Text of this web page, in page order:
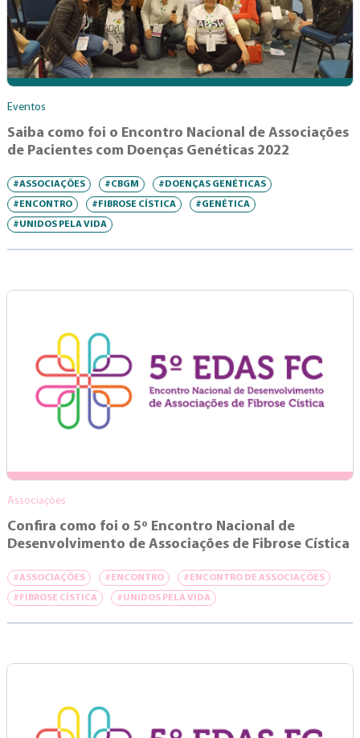
Eventos
Saiba como foi o Encontro Nacional de Associações
de Pacientes com Doenças Genéticas 2022
#ASSOCIAÇÕES #CBGM #DOENÇAS GENÉTICAS
#ENCONTRO #FIBROSE CÍSTICA #GENÉTICA
#UNIDOS PELA VIDA
Associações
Confira como foi o 5º Encontro Nacional de
Desenvolvimento de Associações de Fibrose Cística
#ASSOCIAÇÕES #ENCONTRO #ENCONTRO DE ASSOCIAÇÕES
#FIBROSE CÍSTICA #UNIDOS PELA VIDA